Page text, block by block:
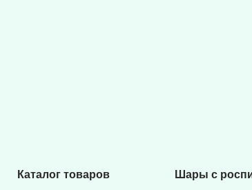
Каталог товаров Шары с